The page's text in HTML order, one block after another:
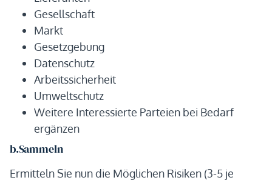
Gesellschaft
Markt
Gesetzgebung
Datenschutz
Arbeitssicherheit
Umweltschutz
Weitere Interessierte Parteien bei Bedarf
ergänzen
b.Sammeln
Ermitteln Sie nun die Möglichen Risiken (3-5 je